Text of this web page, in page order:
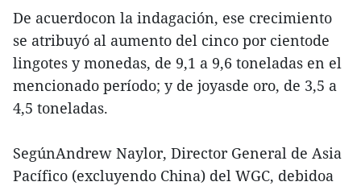
De acuerdocon la indagación, ese crecimiento
se atribuyó al aumento del cinco por cientode
lingotes y monedas, de 9,1 a 9,6 toneladas en el
mencionado período; y de joyasde oro, de 3,5 a
4,5 toneladas.
SegúnAndrew Naylor, Director General de Asia
Pacífico (excluyendo China) del WGC, debidoa